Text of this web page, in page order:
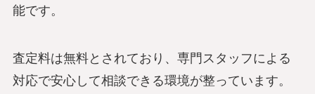
能です。
査定料は無料とされており、専門スタッフによる
対応で安心して相談できる環境が整っています。